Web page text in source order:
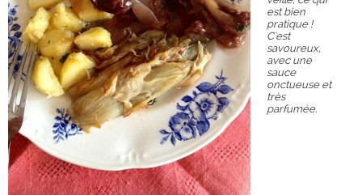
est bien
pratique !
C'est
savoureux,
avec une
sauce
onctueuse et
très
parfumée.